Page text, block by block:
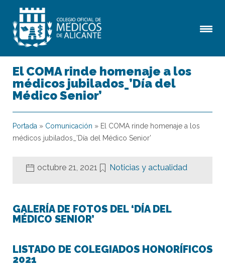
El COMA rinde homenaje a los
médicos jubilados_’Día del
Médico Senior’
Portada » Comunicación » El COMA rinde homenaje a los
médicos jubilados_’Día del Médico Senior’
octubre 21, 2021 Noticias y actualidad
GALERÍA DE FOTOS DEL ‘DÍA DEL
MÉDICO SENIOR’
LISTADO DE COLEGIADOS HONORÍFICOS
2021